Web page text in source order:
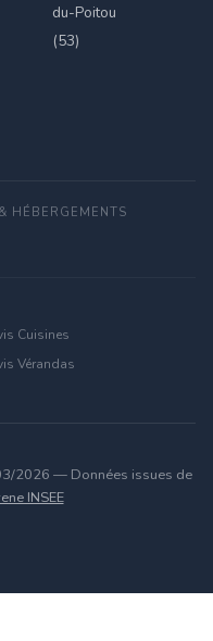
du-Poitou
(53)
HÉBERGEMENTS
Cuisines
Vérandas
2026 — Données issues de
INSEE